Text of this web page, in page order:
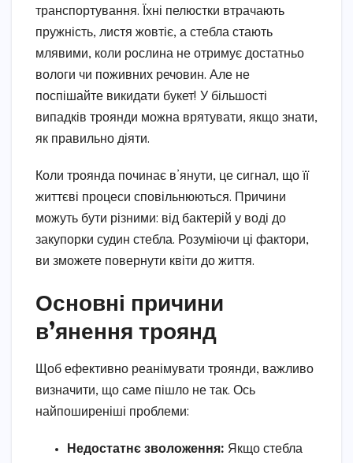
транспортування. Їхні пелюстки втрачають
пружність, листя жовтіє, а стебла стають
млявими, коли рослина не отримує достатньо
вологи чи поживних речовин. Але не
поспішайте викидати букет! У більшості
випадків троянди можна врятувати, якщо знати,
як правильно діяти.
Коли троянда починає в’янути, це сигнал, що її
життєві процеси сповільнюються. Причини
можуть бути різними: від бактерій у воді до
закупорки судин стебла. Розуміючи ці фактори,
ви зможете повернути квіти до життя.
Основні причини
в’янення троянд
Щоб ефективно реанімувати троянди, важливо
визначити, що саме пішло не так. Ось
найпоширеніші проблеми:
Недостатнє зволоження: Якщо стебла